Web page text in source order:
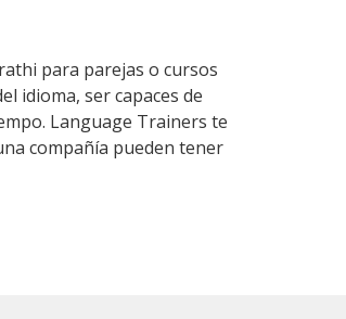
para parejas o cursos
idioma, ser capaces de
Language Trainers te
compañía pueden tener